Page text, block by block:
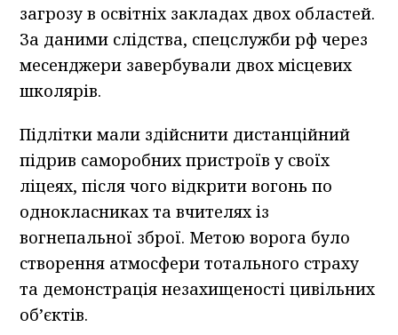
загрозу в освітніх закладах двох областей.
За даними слідства, спецслужби рф через
месенджери завербували двох місцевих
школярів.
Підлітки мали здійснити дистанційний
підрив саморобних пристроїв у своїх
ліцеях, після чого відкрити вогонь по
однокласниках та вчителях із
вогнепальної зброї. Метою ворога було
створення атмосфери тотального страху
та демонстрація незахищеності цивільних
об’єктів.